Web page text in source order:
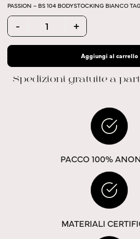
PASSION – BS 104 BODYSTOCKING BIANCO
Quantity
- +
Aggiungi al carrello
Spedizioni gratuite a
PACCO 100%
MATERIALI